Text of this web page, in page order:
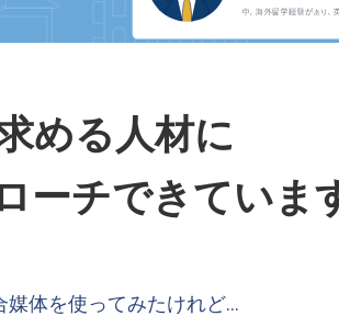
める人材に
ーチできていま
媒体を使ってみたけれど…